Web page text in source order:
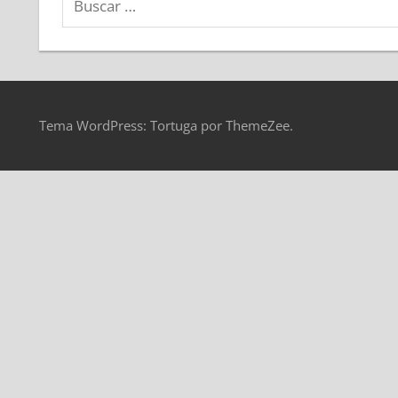
Tema WordPress: Tortuga por ThemeZee.